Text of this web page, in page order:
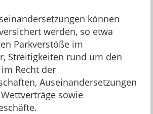
können
werden, so etwa
Parkverstöße im
Streitigkeiten rund um den
Recht der
Auseinandersetzungen
sowie